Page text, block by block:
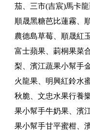
茄、三市(吉宸)馬卡
順晟黑糖芭比蓮霧、
農德島草莓、順晟紅
富士蘋果、莿桐果菜
梨、濱江蔬果小幫手
火龍果、明興紅鈴水
秋脆、文忠水果行養
果小幫手牛奶果、濱
果小幫手甘平蜜柑、